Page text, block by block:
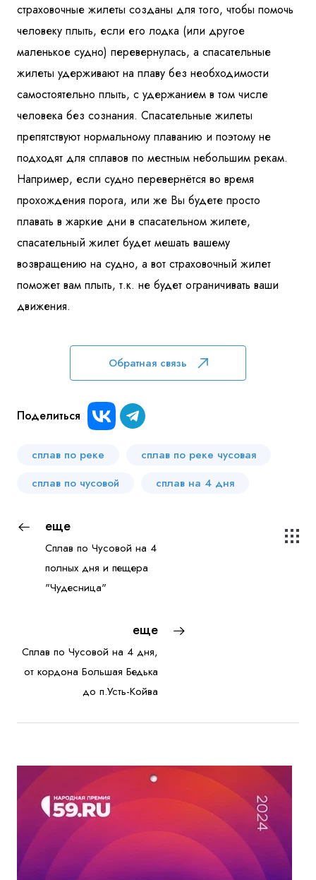
страховочные жилеты созданы для того, чтобы помочь
человеку плыть, если его лодка (или другое
маленькое судно) перевернулась, а спасательные
жилеты удерживают на плаву без необходимости
самостоятельно плыть, с удержанием в том числе
человека без сознания. Спасательные жилеты
препятствуют нормальному плаванию и поэтому не
подходят для сплавов по местным небольшим рекам.
Например, если судно перевернётся во время
прохождения порога, или же Вы будете просто
плавать в жаркие дни в спасательном жилете,
спасательный жилет будет мешать вашему
возвращению на судно, а вот страховочный жилет
поможет вам плыть, т.к. не будет ограничивать ваши
движения.
Обратная связь
Поделиться
сплав по реке
сплав по реке чусовая
сплав по чусовой
сплав на 4 дня
еще
Сплав по Чусовой на 4
полных дня и пещера
"Чудесница"
еще
Сплав по Чусовой на 4 дня,
от кордона Большая Бедька
до п.Усть-Койва